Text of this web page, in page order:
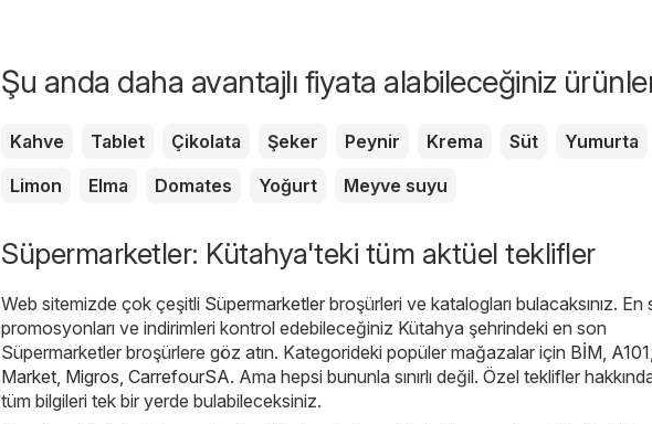
Şu anda daha avantajlı fiyata alabileceğiniz
Kahve Tablet Çikolata Şeker Peynir Krema Süt
Yumurta
Limon
Elma Domates Yoğurt Meyve suyu
Süpermarketler: Kütahya'teki tüm aktüel teklifler
Web sitemizde çok çeşitli Süpermarketler broşürleri ve katalogları bulacaksınız. En
promosyonları ve indirimleri kontrol edebileceğiniz Kütahya şehrindeki en son
Süpermarketler broşürlere göz atın. Kategorideki popüler mağazalar için BİM, A101,
Market, Migros, CarrefourSA. Ama hepsi bununla sınırlı değil. Özel teklifler
tüm bilgileri tek bir yerde bulabileceksiniz.